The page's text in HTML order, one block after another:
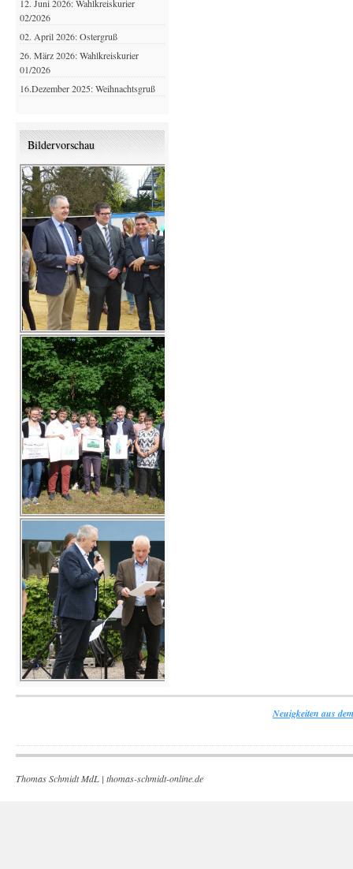
12. Juni 2026: Wahlkreiskurier
02/2026
02. April 2026: Ostergruß
26. März 2026: Wahlkreiskurier
01/2026
16.Dezember 2025: Weihnachtsgruß
Bildervorschau
Neuigkeiten aus
Thomas Schmidt MdL | thomas-schmidt-online.de